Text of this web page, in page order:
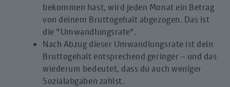
bekommen hast, wird jeden Monat ein Betrag
von deinem Bruttogehalt abgezogen. Das ist
die "Umwandlungsrate".
Nach Abzug dieser Umwandlungsrate ist dein
Bruttogehalt entsprechend geringer – und das
wiederum bedeutet, dass du auch weniger
Sozialabgaben zahlst.